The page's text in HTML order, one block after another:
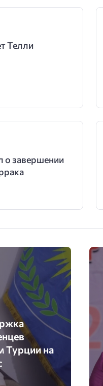
Телли
завершении
Турции на